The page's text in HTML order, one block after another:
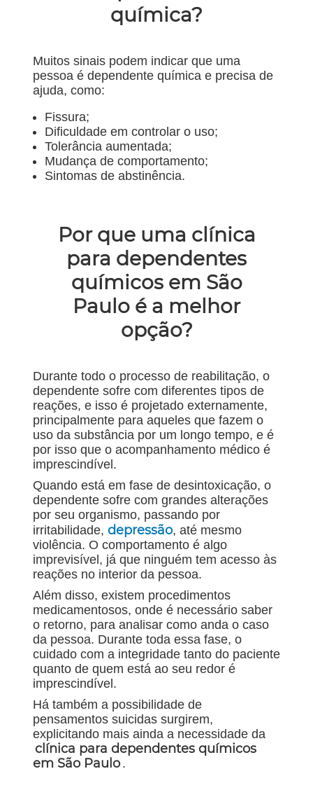
química?
Muitos sinais podem indicar que uma
pessoa é dependente química e precisa de
ajuda, como:
Fissura;
Dificuldade em controlar o uso;
Tolerância aumentada;
Mudança de comportamento;
Sintomas de abstinência.
Por que uma clínica
para dependentes
químicos em São
Paulo é a melhor
opção?
Durante todo o processo de reabilitação, o
dependente sofre com diferentes tipos de
reações, e isso é projetado externamente,
principalmente para aqueles que fazem o
uso da substância por um longo tempo, e é
por isso que o acompanhamento médico é
imprescindível.
Quando está em fase de desintoxicação, o
dependente sofre com grandes alterações
por seu organismo, passando por
irritabilidade, depressão, até mesmo
violência. O comportamento é algo
imprevisível, já que ninguém tem acesso às
reações no interior da pessoa.
Além disso, existem procedimentos
medicamentosos, onde é necessário saber
o retorno, para analisar como anda o caso
da pessoa. Durante toda essa fase, o
cuidado com a integridade tanto do paciente
quanto de quem está ao seu redor é
imprescindível.
Há também a possibilidade de
pensamentos suicidas surgirem,
explicitando mais ainda a necessidade da
clínica para dependentes químicos
em São Paulo .